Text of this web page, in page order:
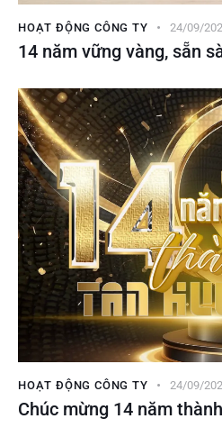
HOẠT ĐỘNG CÔNG TY 24/09/
14 năm vững vàng, sẵn
HOẠT ĐỘNG CÔNG TY 24/09/
Chúc mừng 14 năm